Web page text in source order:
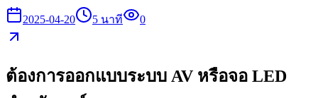
2025-04-20 5 นาที 0
ต้องการออกแบบระบบ AV หรือจอ LED